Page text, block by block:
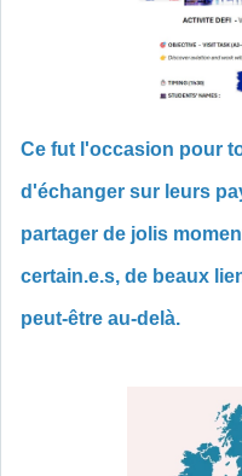
Ce fut l'occasion pour
d'échanger sur leurs
partager de jolis
certain.e.s, de beaux
peut-être au-delà.